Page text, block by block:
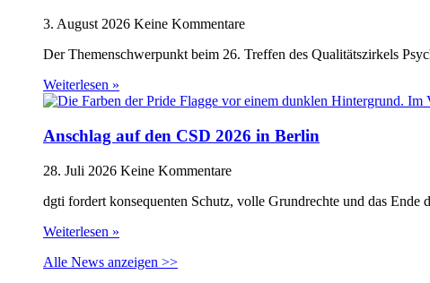
3. August 2026 Keine Kommentare
Der Themenschwerpunkt beim 26. Treffen des Qualitätszirkels
Weiterlesen »
Anschlag auf den CSD 2026 in Berlin
28. Juli 2026 Keine Kommentare
dgti fordert konsequenten Schutz, volle Grundrechte und das
Weiterlesen »
Alle News anzeigen >>